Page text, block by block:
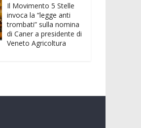
Il Movimento 5 Stelle
invoca la “legge anti
trombati” sulla nomina
di Caner a presidente di
Veneto Agricoltura